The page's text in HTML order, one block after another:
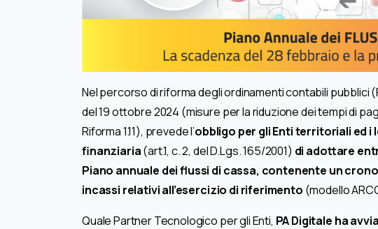
Nel percorso di riforma degli ordinamenti contabili pubblici
del 19 ottobre 2024 (misure per la riduzione dei tempi di
Riforma 1.11), prevede l’obbligo per gli Enti territoriali ed
finanziaria(art.1, c. 2, del D.Lgs. 165/2001) di adottare
Piano annuale dei flussi di cassa, contenente un
incassi relativi all’esercizio di riferimento (modello
Quale Partner Tecnologico per gli Enti, PA Digitale ha